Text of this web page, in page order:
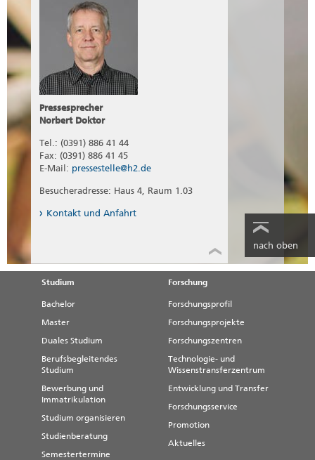
Pressesprecher
Norbert Doktor
Tel.: (0391) 886 41 44
Fax: (0391) 886 41 45
E-Mail: pressestelle@h2.de
Besucheradresse: Haus 4, Raum 1.03
Kontakt und Anfahrt
nach oben
Studium
Bachelor
Master
Duales Studium
Berufsbegleitendes
Studium
Bewerbung und
Immatrikulation
Studium organisieren
Studienberatung
Semestertermine
Forschung
Forschungsprofil
Forschungsprojekte
Forschungszentren
Technologie- und
Wissenstransferzentrum
Entwicklung und Transfer
Forschungsservice
Promotion
Aktuelles